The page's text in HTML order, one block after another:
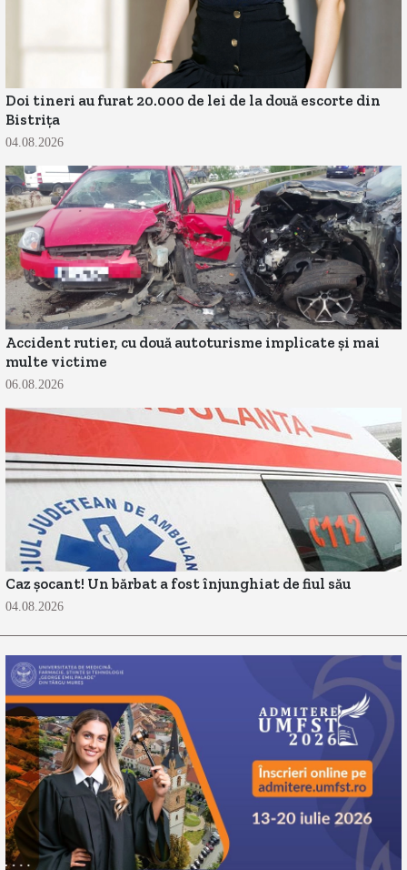
Doi tineri au furat 20.000 de lei de la două escorte din
Bistrița
04.08.2026
Accident rutier, cu două autoturisme implicate și mai
multe victime
06.08.2026
Caz șocant! Un bărbat a fost înjunghiat de fiul său
04.08.2026